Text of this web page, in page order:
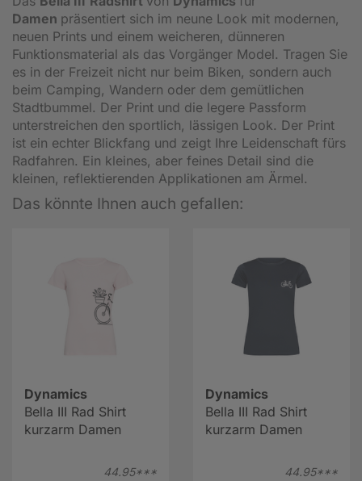
Damen präsentiert sich im neune Look mit modernen,
neuen Prints und einem weicheren, dünneren
Funktionsmaterial als das Vorgänger Model. Tragen Sie
es in der Freizeit nicht nur beim Biken, sondern auch
beim Camping, Wandern oder dem gemütlichen
Stadtbummel. Der Print und die legere Passform
unterstreichen den sportlich, lässigen Look. Der Print
ist ein echter Blickfang und zeigt Ihre Leidenschaft fürs
Radfahren. Ein kleines, aber feines Detail sind die
kleinen, reflektierenden Applikationen am Ärmel.
Das könnte Ihnen auch gefallen:
Dynamics
Bella III Rad Shirt
kurzarm Damen
44.95***
Dynamics
Bella III Rad Shirt
kurzarm Damen
44.95***